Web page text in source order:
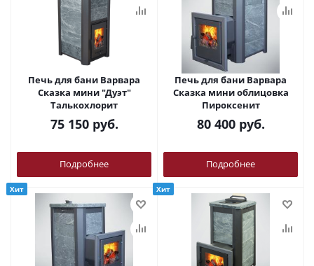
Печь для бани Варвара
Сказка мини "Дуэт"
Талькохлорит
75 150руб.
Подробнее
Печь для бани Варвара
Сказка мини облицовка
Пироксенит
80 400руб.
Подробнее
Хит Хит